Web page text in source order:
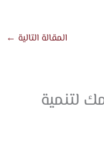
المقالة التالية ←
لتنمية